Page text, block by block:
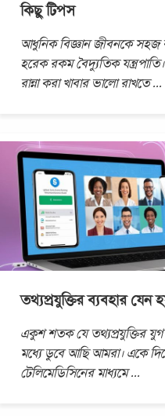
কিছু টিপস
আধুনিক বিজ্ঞান জীবনকে সহজ
হরেক রকম বৈদ্যুতিক
রান্না করা খাবার ভালো রাখতে...
তথ্যপ্রযুক্তির ব্যবহার যেন
একুশ শতক যে তথ্যপ্রযুক্তির যুগ
মধ্যে ডুবে আছি আমরা। একে
টেলিমেডিসিনের মাধ্যমে...